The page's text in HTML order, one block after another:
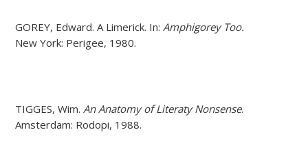
GOREY, Edward. A Limerick. In: Amphigorey Too.
New York: Perigee, 1980.
TIGGES, Wim. An Anatomy of Literaty Nonsense.
Amsterdam: Rodopi, 1988.